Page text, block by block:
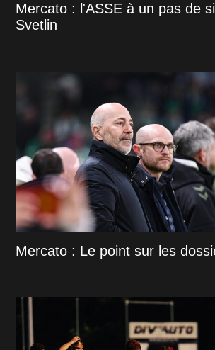
Mercato : l'ASSE à un pas de
Svetlin
Mercato : Le point sur les